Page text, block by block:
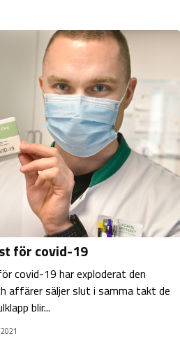
för covid-19
covid-19 har exploderat den
affärer säljer slut i samma takt de
blir...